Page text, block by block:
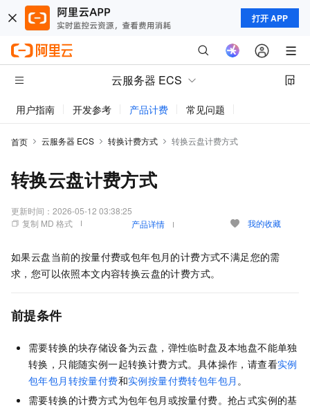
打开 APP
云服务器 ECS
用户指南 开发参考 产品计费 常见问题
首页 云服务器 ECS 转换计费方式 转换云盘计费方式
转换云盘计费方式
更新时间： 2026-05-12 03:38:25
复制 MD 格式
产品详情 我的收藏
如果云盘当前的按量付费或包年包月的计费方式不满足您的需
求，您可以依照本文内容转换云盘的计费方式。
前提条件
需要转换的块存储设备为云盘，弹性临时盘及本地盘不能单独
转换，只能随实例一起转换计费方式。具体操作，请查看实例
包年包月转按量付费和实例按量付费转包年包月 。
需要转换的计费方式为包年包月或按量付费。抢占式实例的基